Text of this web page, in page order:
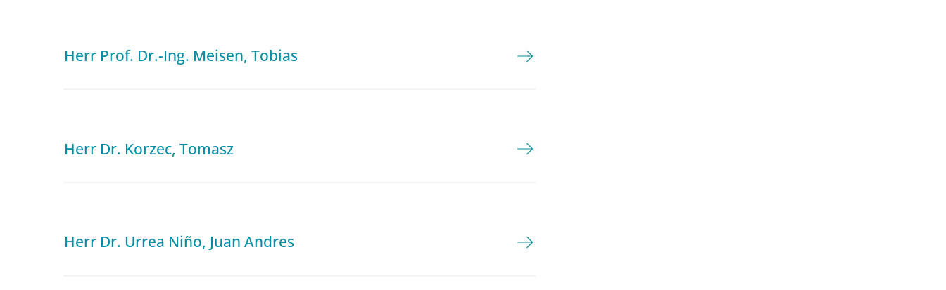
Herr Prof. Dr.-Ing. Meisen, Tobias
Herr Dr. Korzec, Tomasz
Herr Dr. Urrea Niño, Juan Andres